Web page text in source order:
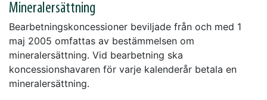
Mineralersättning
Bearbetningskoncessioner beviljade från och med 1
maj 2005 omfattas av bestämmelsen om
mineralersättning. Vid bearbetning ska
koncessionshavaren för varje kalenderår betala en
mineralersättning.